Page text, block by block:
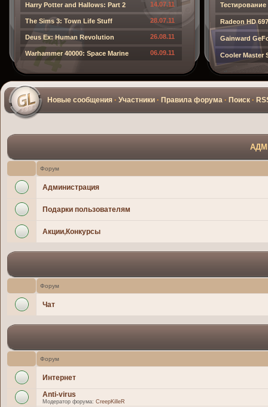
Harry Potter and Hallows: Part 2
14.07.11
The Sims 3: Town Life Stuff 28.07.11
Deus Ex: Human Revolution 26.08.11
Warhammer 40000: Space Marine 06.09.11
Тестирование
Radeon HD
Gainward
Cooler Master
Новые сообщения · Участники · Правила форума · Поиск ·
Форум
Администрация
Подарки пользователям
Акции,Конкурсы
Форум
Чат
Форум
Интернет
Anti-virus
Модератор форума: CreepKilleR